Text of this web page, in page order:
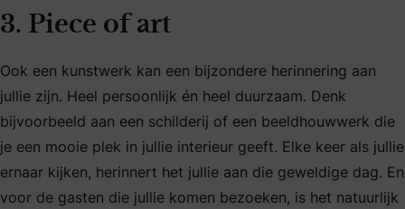
3. Piece of art
Ook een kunstwerk kan een bijzondere herinnering aan
jullie zijn. Heel persoonlijk én heel duurzaam. Denk
bijvoorbeeld aan een schilderij of een beeldhouwwerk die
je een mooie plek in jullie interieur geeft. Elke keer als jullie
ernaar kijken, herinnert het jullie aan die geweldige dag. En
voor de gasten die jullie komen bezoeken, is het natuurlijk